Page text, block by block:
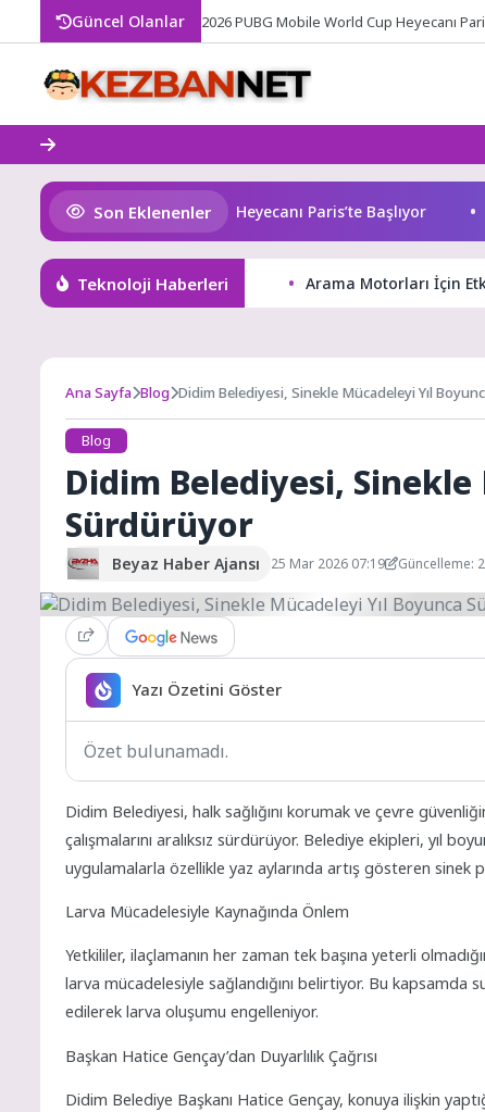
Güncel Olanlar 2026 PUBG Mobile World Cup Heyecanı
Son Eklenenler
PUBG Mobile World Cup Heyecanı Paris’te Başlıyor
Teknoloji Haberleri Arama Motorları İçin
Ana Sayfa Blog Didim Belediyesi, Sinekle Mücadeleyi Yıl
Blog
Didim Belediyesi, Sinekle
Sürdürüyor
Beyaz Haber Ajansı 25 Mar 2026 07:19 Güncelleme:
Yazı Özetini Göster
Özet bulunamadı.
Didim Belediyesi, halk sağlığını korumak ve çevre
çalışmalarını aralıksız sürdürüyor. Belediye ekipleri, yıl
uygulamalarla özellikle yaz aylarında artış gösteren
Larva Mücadelesiyle Kaynağında Önlem
Yetkililer, ilaçlamanın her zaman tek başına yeterli
larva mücadelesiyle sağlandığını belirtiyor. Bu
edilerek larva oluşumu engelleniyor.
Başkan Hatice Gençay’dan Duyarlılık Çağrısı
Didim Belediye Başkanı Hatice Gençay, konuya ilişkin